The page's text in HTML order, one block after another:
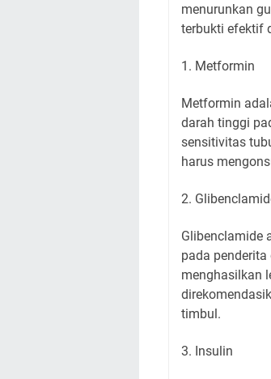
menurunkan
terbukti efektif
1. Metformin
Metformin
darah tinggi
sensitivitas
harus
2.
Glibenclamide
pada
menghasilkan
timbul.
3. Insulin